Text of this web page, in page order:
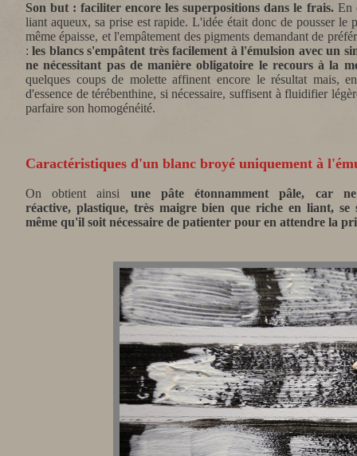
Son but : faciliter encore les superpositions dans le frais.En
liant aqueux, sa prise est rapide. L'idée était donc de pousser
même épaisse, et l'empâtement des pigments demandant de
:les blancs s'empâtent très facilement à l'émulsion avec un
ne nécessitant pas de manière obligatoire le recours à la
quelques coups de molette affinent encore le résultat mais,
d'essence de térébenthine, si nécessaire, suffisent à fluidifier
parfaire son homogénéité.
Caractéristiques d'un blanc broyé uniquement à
On obtient ainsi une pâte étonnamment pâle, car
réactive, plastique, très maigre bien que riche en liant, se
même qu'il soit nécessaire de patienter pour en attendre la